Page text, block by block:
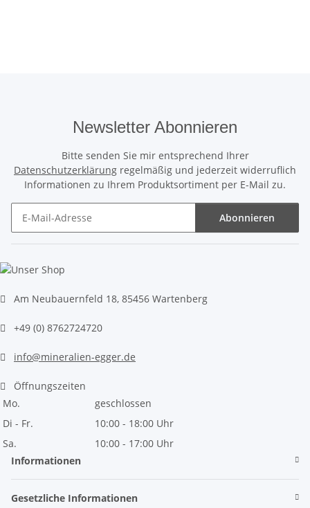
Newsletter Abonnieren
Bitte senden Sie mir entsprechend Ihrer
Datenschutzerklärung regelmäßig und jederzeit widerruflich
Informationen zu Ihrem Produktsortiment per E-Mail zu.
Abonnieren
Am Neubauernfeld 18, 85456 Wartenberg
+49 (0) 8762724720
info@mineralien-egger.de
Öffnungszeiten
Mo.
geschlossen
Di - Fr.
10:00 - 18:00 Uhr
Sa.
10:00 - 17:00 Uhr
Informationen
Gesetzliche Informationen